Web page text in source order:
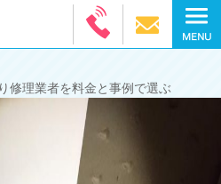
修理業者を料金と事例で選ぶ